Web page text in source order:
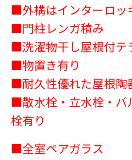
■外構はインターロッ
■門柱レンガ積み
■洗濯物干し屋根付テ
■物置き有り
■耐久性優れた屋根陶
■散水栓・立水栓・バ
栓有り
■全室ペアガラス